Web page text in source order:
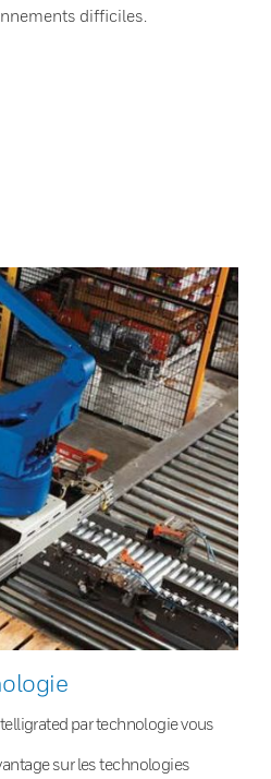
difficiles.
par technologie vous
sur les technologies